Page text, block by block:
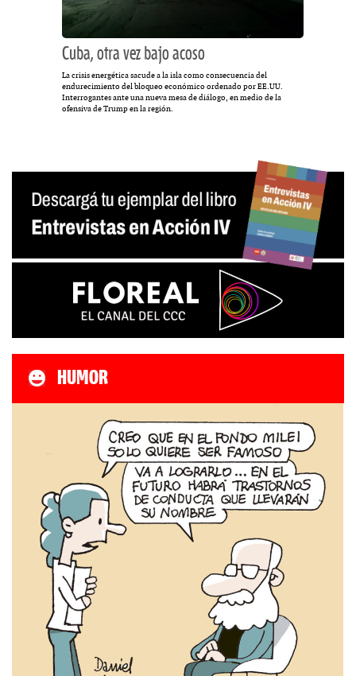
Cuba, otra vez bajo acoso
La crisis energética sacude a la isla como consecuencia del
endurecimiento del bloqueo económico ordenado por EE.UU.
Interrogantes ante una nueva mesa de diálogo, en medio de la
ofensiva de Trump en la región.
HUMOR